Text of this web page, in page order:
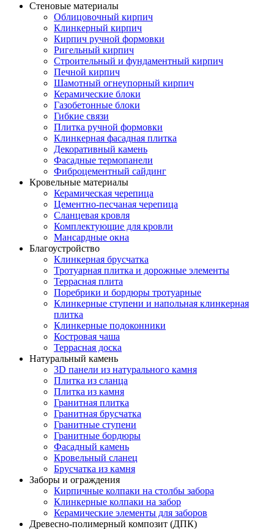
Стеновые материалы
Облицовочный кирпич
Клинкерный кирпич
Кирпич ручной формовки
Ригельный кирпич
Строительный и фундаментный кирпич
Печной кирпич
Шамотный огнеупорный кирпич
Керамические блоки
Газобетонные блоки
Гибкие связи
Плитка ручной формовки
Клинкерная фасадная плитка
Декоративный камень
Фасадные термопанели
Фиброцементный сайдинг
Кровельные материалы
Керамическая черепица
Цементно-песчаная черепица
Сланцевая кровля
Комплектующие для кровли
Мансардные окна
Благоустройство
Клинкерная брусчатка
Тротуарная плитка и дорожные элементы
Террасная плита
Поребрики и бордюры тротуарные
Клинкерные ступени и напольная клинкерная
плитка
Клинкерные подоконники
Костровая чаша
Террасная доска
Натуральный камень
3D панели из натурального камня
Плитка из сланца
Плитка из камня
Гранитная плитка
Гранитная брусчатка
Гранитные ступени
Гранитные бордюры
Фасадный камень
Кровельный сланец
Брусчатка из камня
Заборы и ограждения
Кирпичные колпаки на столбы забора
Клинкерные колпаки на забор
Керамические элементы для заборов
Древесно-полимерный композит (ДПК)